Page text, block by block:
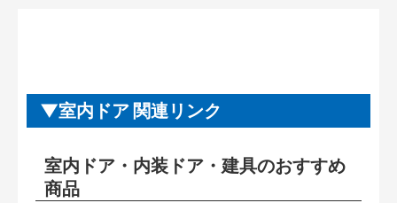
室内ドア 関連リンク
室内ドア・内装ドア・建具のおすすめ
商品